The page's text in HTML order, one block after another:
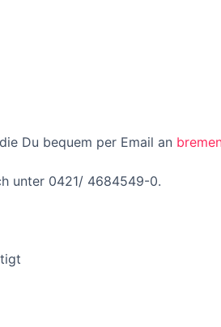
Du bequem per Email an
unter 0421/ 4684549-0.